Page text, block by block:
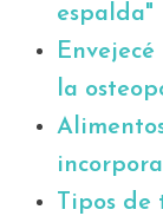
espalda"
la
Tipos